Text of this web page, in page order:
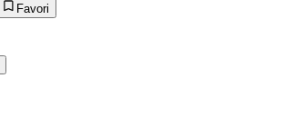
Favori